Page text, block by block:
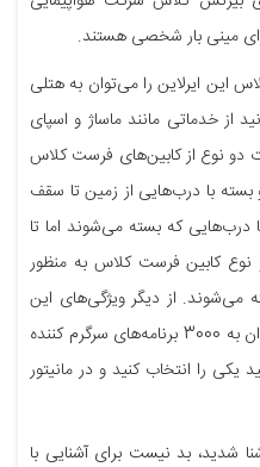
مینی بار شخصی هستند.
این ایرلاین را می‌توان به هتلی
از خدماتی مانند ماساژ و اسپای
دو نوع از کابین‌های فرست کلاس
با درب‌هایی از زمین تا سقف
که بسته می‌شوند اما تا
نوع کابین فرست کلاس به منظور
از دیگر ویژگی‌های این
کلاس پروازی هواپیمایی امارات، می‌توان به 3000 برنامه‌های سرگرم کننده
یکی را انتخاب کنید و در مانیتور
شدید، بد نیست برای آشنایی با